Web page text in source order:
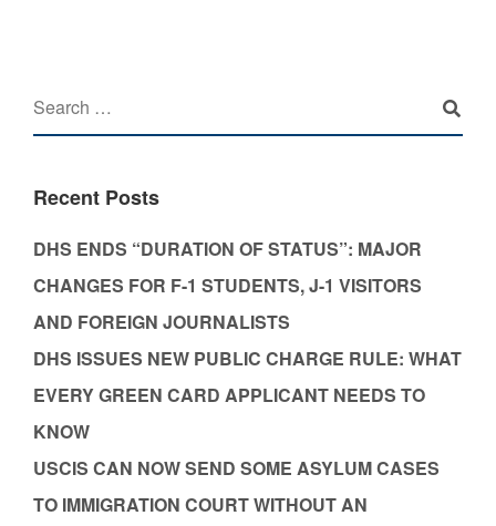
Recent Posts
DHS ENDS “DURATION OF STATUS”: MAJOR
CHANGES FOR F-1 STUDENTS, J-1 VISITORS
AND FOREIGN JOURNALISTS
DHS ISSUES NEW PUBLIC CHARGE RULE: WHAT
EVERY GREEN CARD APPLICANT NEEDS TO
KNOW
USCIS CAN NOW SEND SOME ASYLUM CASES
TO IMMIGRATION COURT WITHOUT AN